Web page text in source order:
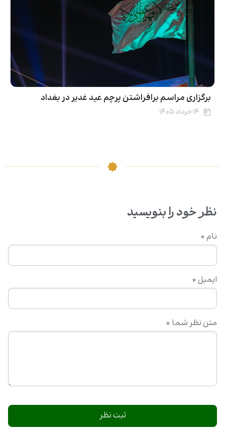
برگزاری مراسم برافراشتن پرچم عید غدیر در بغداد
۱۴ خرداد ۱۴۰۵
نظر خود را بنویسید
متن نظر شما *
نام *
ایمیل *